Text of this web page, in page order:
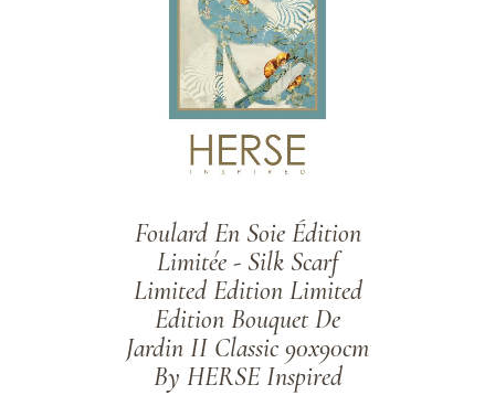
Foulard En Soie Édition
Limitée - Silk Scarf
Limited Edition Limited
Edition Bouquet De
Jardin II Classic 90x90cm
By HERSE Inspired